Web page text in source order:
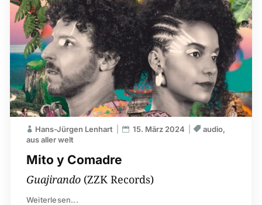
Mito y Comadre
Hans-Jürgen Lenhart 15. März 2024
audio
aus aller welt
Guajirando (ZZK Records)
Weiterlesen...